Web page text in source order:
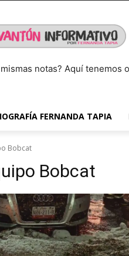
notas? Aquí tenemos
FERNANDA TAPIA
Bobcat
Bobcat